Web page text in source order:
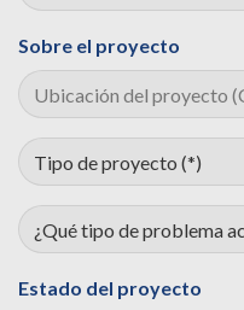
Sobre el proyecto
Estado del proyecto